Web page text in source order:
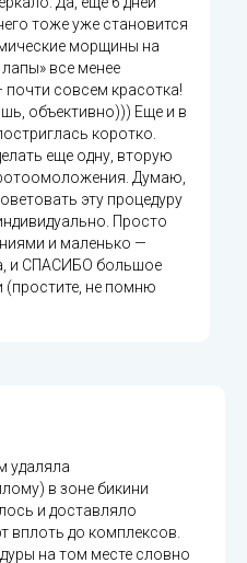
тоже уже становится
морщины на
все менее
почти совсем красотка!
объективно))) Еще и в
коротко.
еще одну, вторую
Думаю,
эту процедуру
Просто
и маленько —
и СПАСИБО большое
(простите, не помню
удаляла
в зоне бикини
и доставляло
вплоть до комплексов.
на том месте словно